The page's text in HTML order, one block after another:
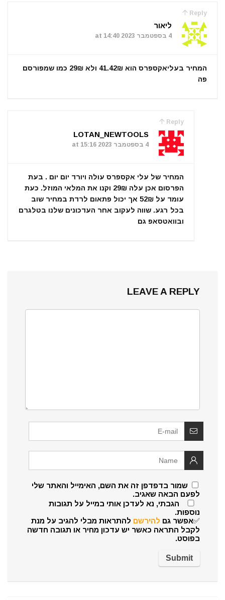
Reply
ליאור
4 בספטמבר 2023 at 14:40
המחיר בעליאקספרס הוא 41.42₪ ולא 29₪ כמו שמפורסם
פה
Reply
LOTAN_NEWTOOLS
4 בספטמבר 2023 at 15:16
המחיר של עלי אקספרס עולה ויורד יום יום . בעת
הפרסום אכן עלה 29₪ וקנו את המלאי המוזל. כעת
עומד על 52₪ אך יכול פתאום לרדת במחיר שוב
בכל רגע. שווה לעקוב אחר העדכונים שלנו בטלגרם
ובוואטסאפ גם
LEAVE A REPLY
שמור בדפדפן זה את השם, האימייל והאתר שלי
לפעם הבאה שאגיב.
הגבתי, נא לעדכן אותי במייל על תגובות
נוספות.
✅אפשר גם להירשם להתראות מבלי להגיב על מנת
לקבל התראה כאשר יש עדכון מחיר או תגובה חדשה
בפוסט.